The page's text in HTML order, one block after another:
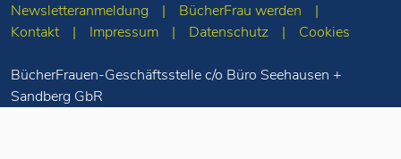
Newsletteranmeldung
BücherFrau werden
Kontakt
Impressum Datenschutz Cookies
BücherFrauen-Geschäftsstelle c/o Büro Seehausen +
Sandberg GbR